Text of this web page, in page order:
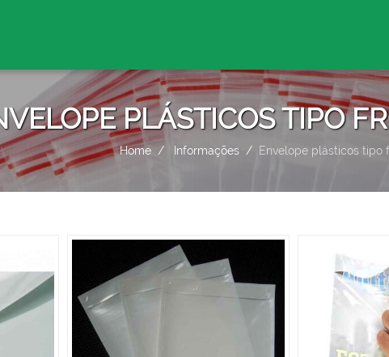
PLÁSTICOS TIPO
Home Informações Envelope plásticos tipo